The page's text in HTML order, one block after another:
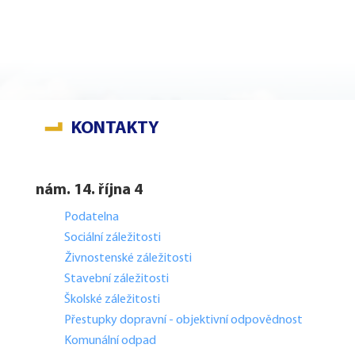
KONTAKTY
nám. 14. října 4
Podatelna
Sociální záležitosti
Živnostenské záležitosti
Stavební záležitosti
Školské záležitosti
Přestupky dopravní - objektivní odpovědnost
Komunální odpad